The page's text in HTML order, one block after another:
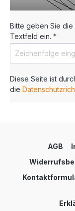
Bitte geben Sie
Textfeld ein. *
Diese Seite ist
die
AGB